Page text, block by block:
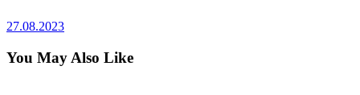
27.08.2023
You May Also Like